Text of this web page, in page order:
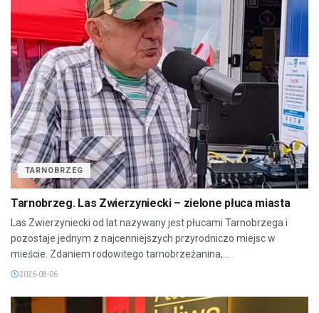
TARNOBRZEG
Tarnobrzeg. Las Zwierzyniecki – zielone płuca miasta
Las Zwierzyniecki od lat nazywany jest płucami Tarnobrzega i
pozostaje jednym z najcenniejszych przyrodniczo miejsc w
mieście. Zdaniem rodowitego tarnobrzeżanina,...
2026-08-06